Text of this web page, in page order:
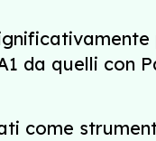
da quelli con
come